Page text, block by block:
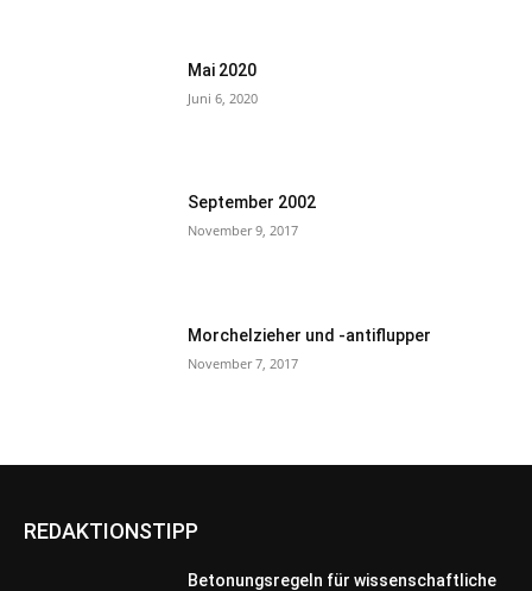
Mai 2020
Juni 6, 2020
September 2002
November 9, 2017
Morchelzieher und -antiflupper
November 7, 2017
REDAKTIONSTIPP
Betonungsregeln für wissenschaftliche